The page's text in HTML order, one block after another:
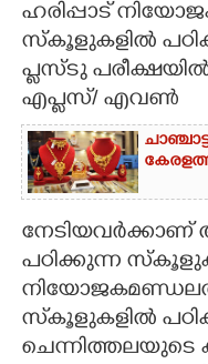
ZOOM
CONTACT US
ഹരിപ്പാട്
സ്കൂളുകളിൽ
പ്ലസ്ടു
എപ്ലസ്/ എവൺ
നേടിയവർക്കാണ്
പഠിക്കുന്ന
സ്‌കൂളുകളിൽ
ചെന്നിത്തലയുടെ